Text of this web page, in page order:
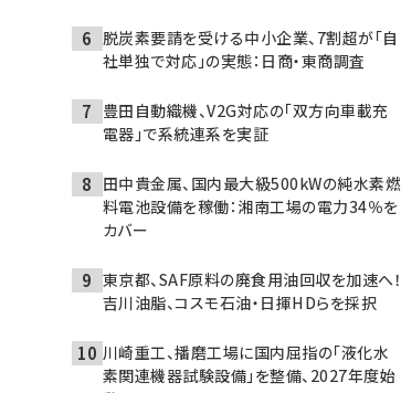
脱炭素要請を受ける中小企業、7割超が「自
社単独で対応」の実態：日商・東商調査
豊田自動織機、V2G対応の「双方向車載充
電器」で系統連系を実証
田中貴金属、国内最大級500kWの純水素燃
料電池設備を稼働：湘南工場の電力34％を
カバー
東京都、SAF原料の廃食用油回収を加速へ！
吉川油脂、コスモ石油・日揮HDらを採択
川崎重工、播磨工場に国内屈指の「液化水
素関連機器試験設備」を整備、2027年度始